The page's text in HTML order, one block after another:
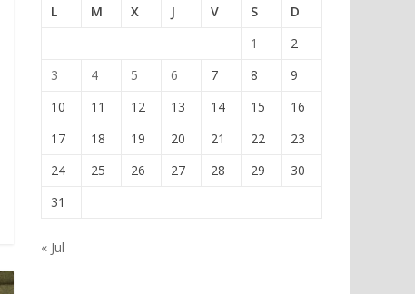
L
M X J V S
D
1
2
3
4 5 6 7 8
9
10
11 12 13 14 15
16
17
18 19 20 21 22
23
24
25 26 27 28 29
30
31
« Jul